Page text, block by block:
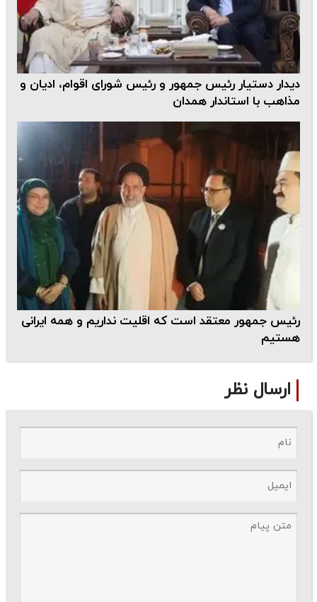
دیدار دستیار رئیس جمهور و رئیس شورای اقوام، ادیان و
مذاهب با استاندار همدان
رئیس جمهور معتقد است که اقلیت نداریم و همه ایرانی
هستیم
ارسال نظر